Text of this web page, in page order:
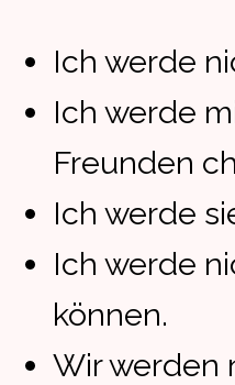
Ich werde
Ich werde
Freunden
Ich werde
Ich werde
können.
Wir werden